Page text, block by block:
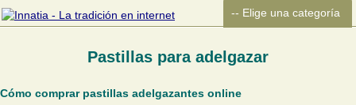
Pastillas para adelgazar
Cómo comprar pastillas adelgazantes online